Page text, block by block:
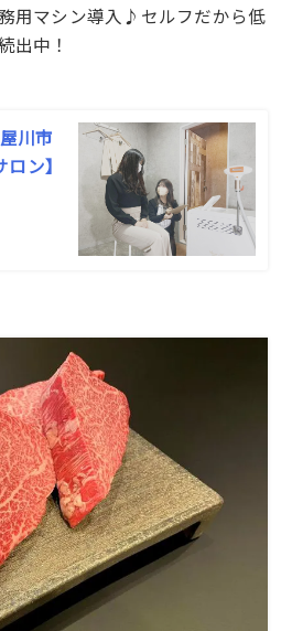
用マシン導入♪セルフだから低
出中！
川市
ン】